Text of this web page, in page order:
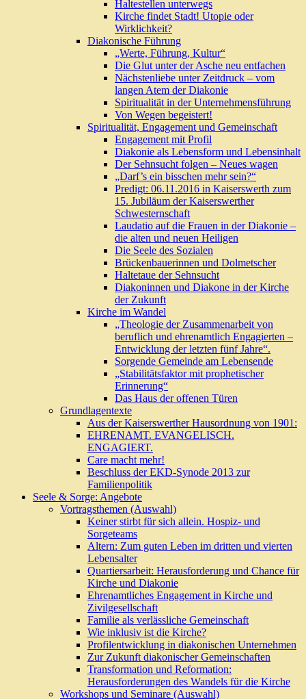
Haltestellen unterwegs
Kirche findet Stadt! Utopie oder
Wirklichkeit?
Diakonische Führung
„Werte, Führung, Kultur“
Die Glut unter der Asche neu entfachen
Nächstenliebe unter Zeitdruck – vom
langen Atem der Diakonie
Spiritualität in der Unternehmensführung
Von Wegen begeistert!
Spiritualität, Engagement und Gemeinschaft
Engagement mit Profil
Diakonie als Lebensform und Lebensinhalt
Der Sehnsucht folgen – Neues wagen
„Darf’s ein bisschen mehr sein?“
Predigt: 06.11.2016 in Kaiserswerth zum
15. Jubiläum der Kaiserswerther
Schwesternschaft
Laudatio auf die Frauen in der Diakonie –
die alten und neuen Heiligen
Die Seele des Sozialen
Brückenbauerinnen und Dolmetscher
Haltetaue der Sehnsucht
Diakoninnen und Diakone in der Kirche
der Zukunft
Kirche im Wandel
„Theologie der Zusammenarbeit von
beruflich und ehrenamtlich Engagierten –
Entwicklung der letzten fünf Jahre“.
Sorgende Gemeinde am Lebensende
„Stabilitätsfaktor mit prophetischer
Erinnerung“
Das Haus der offenen Türen
Grundlagentexte
Aus der Kaiserswerther Hausordnung von 1901:
EHRENAMT. EVANGELISCH.
ENGAGIERT.
Care macht mehr!
Beschluss der EKD-Synode 2013 zur
Familienpolitik
Seele & Sorge: Angebote
Vortragsthemen (Auswahl)
Keiner stirbt für sich allein. Hospiz- und
Sorgeteams
Altern: Zum guten Leben im dritten und vierten
Lebensalter
Quartiersarbeit: Herausforderung und Chance für
Kirche und Diakonie
Ehrenamtliches Engagement in Kirche und
Zivilgesellschaft
Familie als verlässliche Gemeinschaft
Wie inklusiv ist die Kirche?
Profilentwicklung in diakonischen Unternehmen
Zur Zukunft diakonischer Gemeinschaften
Transformation und Reformation:
Herausforderungen des Wandels für die Kirche
Workshops und Seminare (Auswahl)